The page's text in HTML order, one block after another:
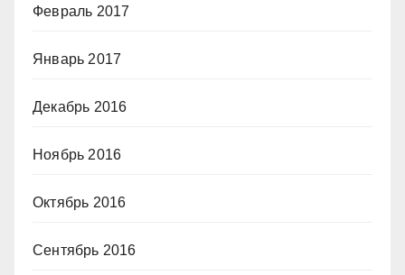
Февраль 2017
Январь 2017
Декабрь 2016
Ноябрь 2016
Октябрь 2016
Сентябрь 2016